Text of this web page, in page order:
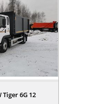
6G 12